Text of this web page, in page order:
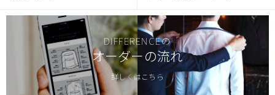
DIFFERENCEの
オーダーの流れ
詳しくはこちら